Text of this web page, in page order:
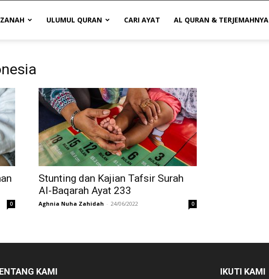
ULUMUL QURAN CARI AYAT AL QURAN & TERJEMAHNYA
0
Stunting dan Kajian Tafsir Surah
Al-Baqarah Ayat 233
Aghnia Nuha Zahidah - 24/06/2022 0
KAMI IKUTI KAMI